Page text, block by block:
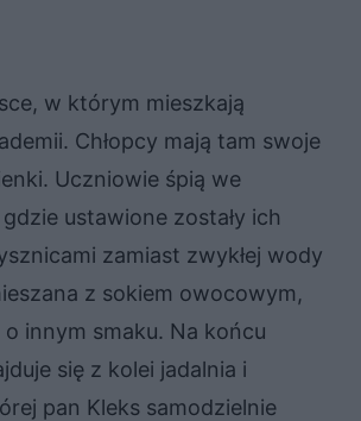
w którym mieszkają
Chłopcy mają tam swoje
Uczniowie śpią we
ustawione zostały ich
zamiast zwykłej wody
z sokiem owocowym,
innym smaku. Na końcu
się z kolei jadalnia i
pan Kleks samodzielnie